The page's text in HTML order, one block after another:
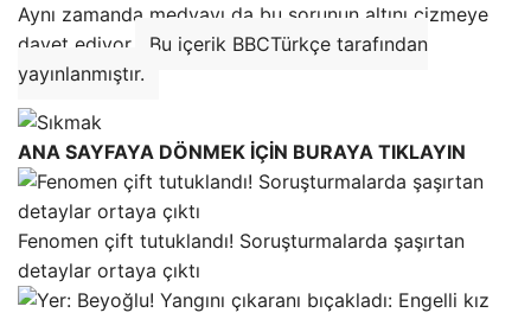
Aynı zamanda medyayı da bu sorunun altını çizmeye
davet ediyor.
Bu içerik BBCTürkçe tarafından
yayınlanmıştır.
ANA SAYFAYA DÖNMEK İÇİN BURAYA TIKLAYIN
Fenomen çift tutuklandı! Soruşturmalarda şaşırtan
detaylar ortaya çıktı